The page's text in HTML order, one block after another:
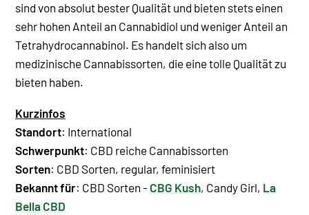
sind von absolut bester Qualität und bieten stets einen
sehr hohen Anteil an Cannabidiol und weniger Anteil an
Tetrahydrocannabinol. Es handelt sich also um
medizinische Cannabissorten, die eine tolle Qualität zu
bieten haben.
Kurzinfos
Standort: International
Schwerpunkt: CBD reiche Cannabissorten
Sorten: CBD Sorten, regular, feminisiert
Bekannt für: CBD Sorten - CBG Kush, Candy Girl, La
Bella CBD